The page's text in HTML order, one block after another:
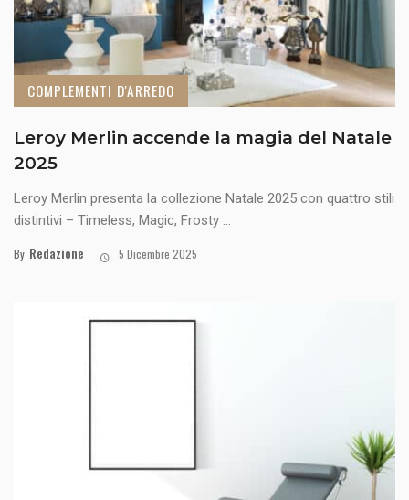
COMPLEMENTI D'ARREDO
Leroy Merlin accende la magia del Natale
2025
Leroy Merlin presenta la collezione Natale 2025 con quattro stili
distintivi – Timeless, Magic, Frosty ...
By Redazione 5 Dicembre 2025